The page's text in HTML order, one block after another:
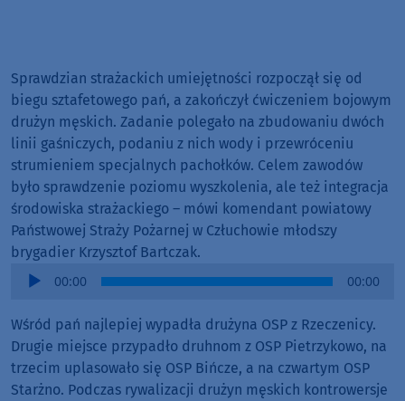
Sprawdzian strażackich umiejętności rozpoczął się od
biegu sztafetowego pań, a zakończył ćwiczeniem bojowym
drużyn męskich. Zadanie polegało na zbudowaniu dwóch
linii gaśniczych, podaniu z nich wody i przewróceniu
strumieniem specjalnych pachołków. Celem zawodów
było sprawdzenie poziomu wyszkolenia, ale też integracja
środowiska strażackiego – mówi komendant powiatowy
Państwowej Straży Pożarnej w Człuchowie młodszy
brygadier Krzysztof Bartczak.
Audio
00:00 00:00
Wśród pań najlepiej wypadła drużyna OSP z Rzeczenicy.
Drugie miejsce przypadło druhnom z OSP Pietrzykowo, na
trzecim uplasowało się OSP Bińcze, a na czwartym OSP
Starżno. Podczas rywalizacji drużyn męskich kontrowersje